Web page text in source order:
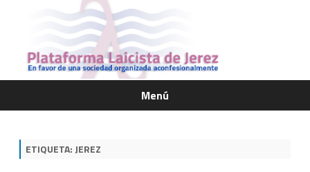
Menú
Saltar
ETIQUETA: JEREZ